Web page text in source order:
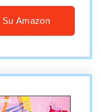
Su Amazon